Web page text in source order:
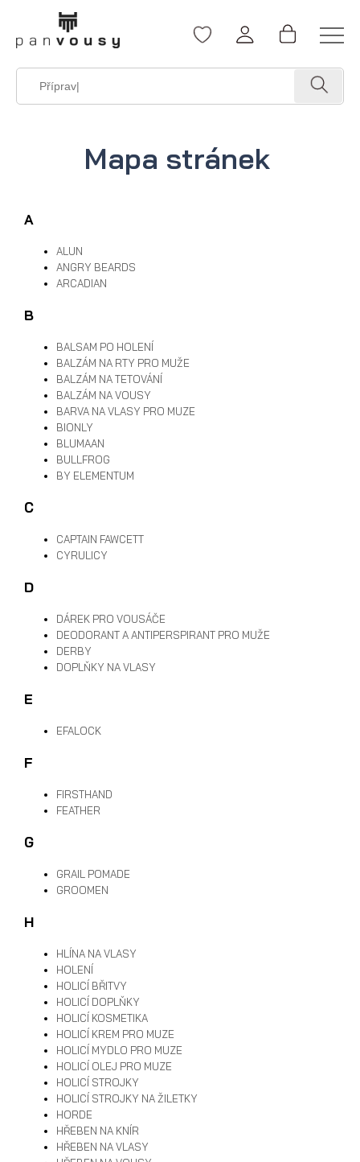
Mapa stránek
A
ALUN
ANGRY BEARDS
ARCADIAN
B
BALSAM PO HOLENÍ
BALZÁM NA RTY PRO MUŽE
BALZÁM NA TETOVÁNÍ
BALZÁM NA VOUSY
BARVA NA VLASY PRO MUZE
BIONLY
BLUMAAN
BULLFROG
BY ELEMENTUM
C
CAPTAIN FAWCETT
CYRULICY
D
DÁREK PRO VOUSÁČE
DEODORANT A ANTIPERSPIRANT PRO MUŽE
DERBY
DOPLŇKY NA VLASY
E
EFALOCK
F
FIRSTHAND
FEATHER
G
GRAIL POMADE
GROOMEN
H
HLÍNA NA VLASY
HOLENÍ
HOLICÍ BŘITVY
HOLICÍ DOPLŇKY
HOLICÍ KOSMETIKA
HOLICÍ KREM PRO MUZE
HOLICÍ MYDLO PRO MUZE
HOLICÍ OLEJ PRO MUZE
HOLICÍ STROJKY
HOLICÍ STROJKY NA ŽILETKY
HORDE
HŘEBEN NA KNÍR
HŘEBEN NA VLASY